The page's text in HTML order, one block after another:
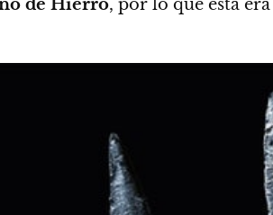
de Hierro, por lo que esta